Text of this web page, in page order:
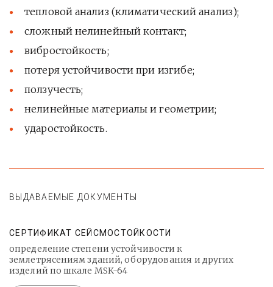
тепловой анализ (климатический анализ);
сложный нелинейный контакт;
вибростойкость;
потеря устойчивости при изгибе;
ползучесть;
нелинейные материалы и геометрии;
ударостойкость.
ВЫДАВАЕМЫЕ ДОКУМЕНТЫ
СЕРТИФИКАТ СЕЙСМОСТОЙКОСТИ
определение степени устойчивости к
землетрясениям зданий, оборудования и других
изделий по шкале MSK-64